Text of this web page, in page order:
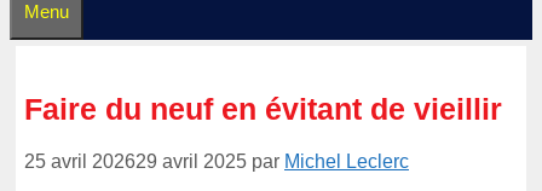
Menu
Faire du neuf en évitant de vieillir
25 avril 202629 avril 2025 par Michel Leclerc